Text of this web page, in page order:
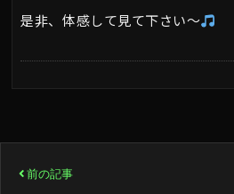
是非、体感して見て下さい～
前の記事